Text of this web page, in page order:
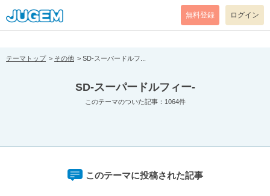
[pear_error: message="Success" code=0 mode=return level=notice
prefix="" info=""]
無料登録 ログイン
テーマトップ その他 SD-スーパードルフ...
SD-スーパードルフィー-
このテーマのついた記事：1064件
このテーマに投稿された記事